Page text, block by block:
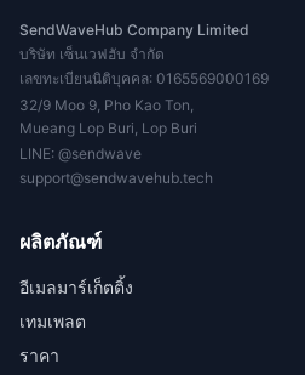
SendWaveHub Company Limited
บริษัท เซ็นเวฟฮับ จำกัด
เลขทะเบียนนิติบุคคล: 0165569000169
32/9 Moo 9, Pho Kao Ton,
Mueang Lop Buri, Lop Buri
LINE: @sendwave
support@sendwavehub.tech
ผลิตภัณฑ์
อีเมลมาร์เก็ตติ้ง
เทมเพลต
ราคา